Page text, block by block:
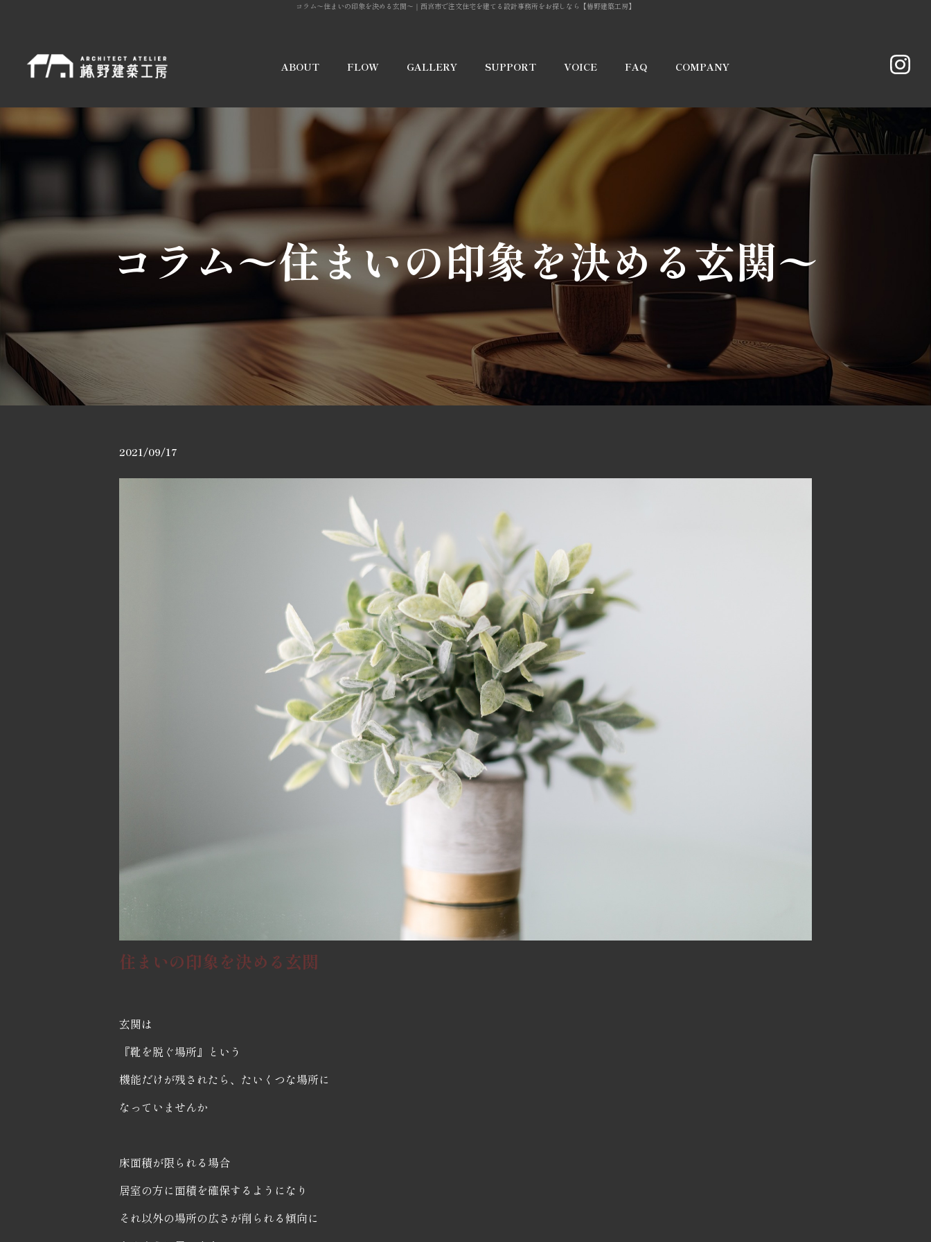
コラム〜住まいの印象を決める玄関〜 ｜西宮市で注文住宅を建てる設計事務所をお探しなら【椿野建築工房】
ABOUT
リフォー
ム
FLOW GALLERY
イベント・
SUPPORT VOICE FAQ COMPANY
コラム〜住まいの印象を決める玄関〜
2021/09/17
住まいの印象を決める玄関
玄関は
『靴を脱ぐ場所』という
機能だけが残されたら、たいくつな場所に
なっていませんか
床面積が限られる場合
居室の方に面積を確保するようになり
それ以外の場所の広さが削られる傾向に